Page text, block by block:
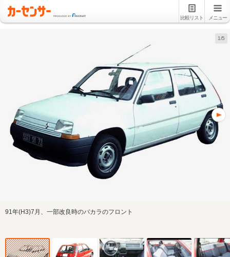
比較リスト メニュー
1/5
91年(H3)7月、一部改良時のバカラのフロント